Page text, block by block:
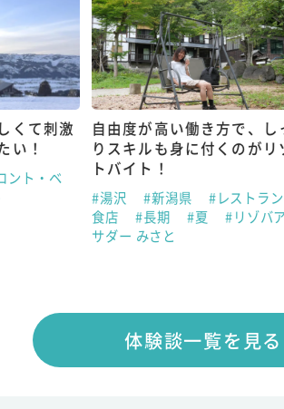
くて刺激
い！
ント・ベ
自由度が高い働き方で、し
りスキルも身に付くのがリ
トバイト！
#湯沢 #新潟県
#レストラ
食店
#長期 #夏
#リゾバ
サダー みさと
体験談一覧を見る